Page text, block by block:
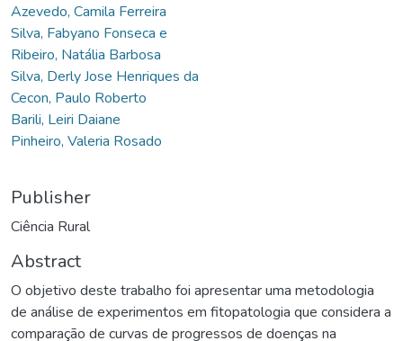
Azevedo, Camila Ferreira
Silva, Fabyano Fonseca e
Ribeiro, Natália Barbosa
Silva, Derly Jose Henriques da
Cecon, Paulo Roberto
Barili, Leiri Daiane
Pinheiro, Valeria Rosado
Publisher
Ciência Rural
Abstract
O objetivo deste trabalho foi apresentar uma metodologia
de análise de experimentos em fitopatologia que considera a
comparação de curvas de progressos de doenças na